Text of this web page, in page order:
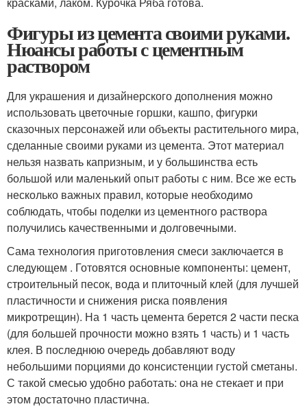
Фигуры из цемента своими руками.
Нюансы работы с цементным
раствором
Для украшения и дизайнерского дополнения можно
использовать цветочные горшки, кашпо, фигурки
сказочных персонажей или объекты растительного мира,
сделанные своими руками из цемента. Этот материал
нельзя назвать капризным, и у большинства есть
большой или маленький опыт работы с ним. Все же есть
несколько важных правил, которые необходимо
соблюдать, чтобы поделки из цементного раствора
получились качественными и долговечными.
Сама технология приготовления смеси заключается в
следующем . Готовятся основные компоненты: цемент,
строительный песок, вода и плиточный клей (для лучшей
пластичности и снижения риска появления
микротрещин). На 1 часть цемента берется 2 части песка
(для большей прочности можно взять 1 часть) и 1 часть
клея. В последнюю очередь добавляют воду
небольшими порциями до консистенции густой сметаны.
С такой смесью удобно работать: она не стекает и при
этом достаточно пластична.